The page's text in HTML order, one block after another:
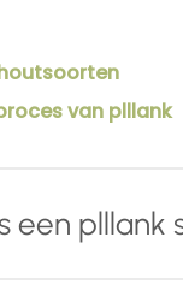
van plllank
een plllank